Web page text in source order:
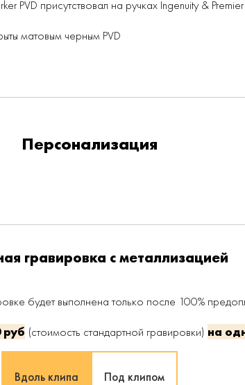
PVD присутствовал на ручках Ingenuity & Premier
матовым черным PVD
Персонализация
гравировка с металлизацией
будет выполнена только после 100%
руб (стоимость стандартной гравировки) на
Вдоль клипа Под клипом